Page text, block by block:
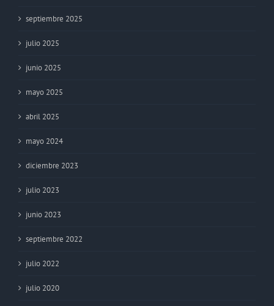
septiembre 2025
julio 2025
junio 2025
mayo 2025
abril 2025
mayo 2024
diciembre 2023
julio 2023
junio 2023
septiembre 2022
julio 2022
julio 2020